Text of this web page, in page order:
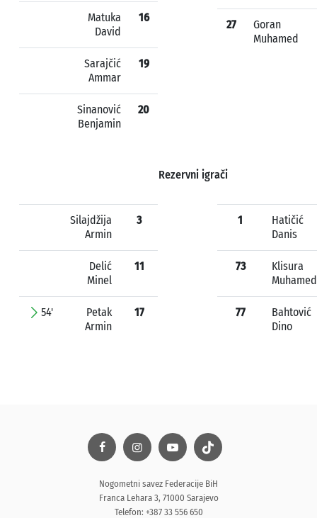
Matuka
David
16
Sarajčić
Ammar
19
Sinanović
Benjamin
20
27
Goran
Muhamed
Rezervni igrači
Silajdžija
Armin
3
Delić
Minel
11
54'
Petak
Armin
17
1
Hatičić
Danis
73
Klisura
Muhamed
77
Bahtović
Dino
Nogometni savez Federacije BiH
Franca Lehara 3, 71000 Sarajevo
Telefon: +387 33 556 650